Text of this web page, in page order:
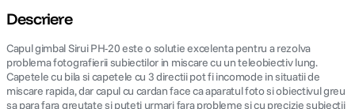
Descriere
Capul gimbal Sirui PH-20 este o solutie excelenta pentru a rezolva
problema fotografierii subiectilor in miscare cu un teleobiectiv lung.
Capetele cu bila si capetele cu 3 directii pot fi incomode in situatii de
miscare rapida, dar capul cu cardan face ca aparatul foto si obiectivul greu
sa para fara greutate si puteti urmari fara probleme si cu precizie subiectii